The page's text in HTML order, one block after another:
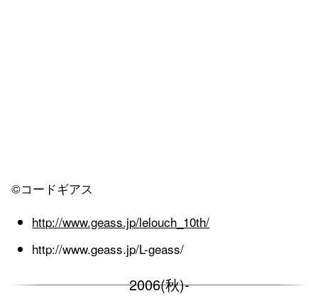
©コードギアス
http://www.geass.jp/lelouch_10th/
http://www.geass.jp/L-geass/
2006(秋)-